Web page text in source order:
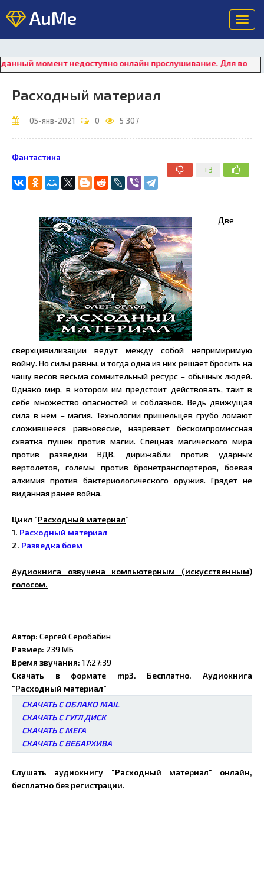
AuMe
момент недоступно онлайн прослушивание. Для
Расходный материал
05-янв-2021 0 5 307
+3
Фантастика
Две
сверхцивилизации ведут между собой непримиримую
войну. Но силы равны, и тогда одна из них решает бросить на
чашу весов весьма сомнительный ресурс – обычных людей.
Однако мир, в котором им предстоит действовать, таит в
себе множество опасностей и соблазнов. Ведь движущая
сила в нем – магия. Технологии пришельцев грубо ломают
сложившееся равновесие, назревает бескомпромиссная
схватка пушек против магии. Спецназ магического мира
против разведки ВДВ, дирижабли против ударных
вертолетов, големы против бронетранспортеров, боевая
алхимия против бактериологического оружия. Грядет не
виданная ранее война.
Цикл ”Расходный материал”
1. Расходный материал
2. Разведка боем
Аудиокнига озвучена компьютерным (искусственным)
голосом.
Автор: Сергей Серобабин
Размер: 239 МБ
Время звучания: 17:27:39
Скачать в формате mp3. Бесплатно. Аудиокнига
"Расходный материал"
СКАЧАТЬ С ОБЛАКО MAIL
СКАЧАТЬ С ГУГЛ ДИСК
СКАЧАТЬ С МЕГА
СКАЧАТЬ С ВЕБАРХИВА
Слушать аудиокнигу "Расходный материал" онлайн,
бесплатно без регистрации.